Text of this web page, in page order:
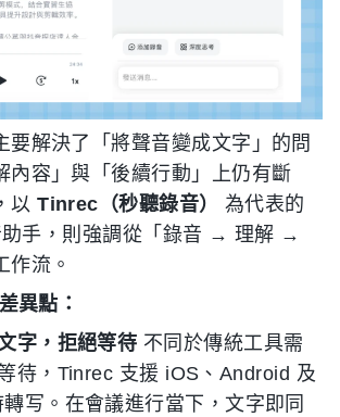
要解決了「將聲音變成文字」的問
內容」與「後續行動」上仍有斷
以Tinrec（秒聽錄音）
為代表的
手，則強調從「錄音 → 理解 →
作流。
異點：
字，拒絕等待 不同於傳統工具需
待，Tinrec 支援 iOS、Android 及
写。在會議進行當下，文字即同